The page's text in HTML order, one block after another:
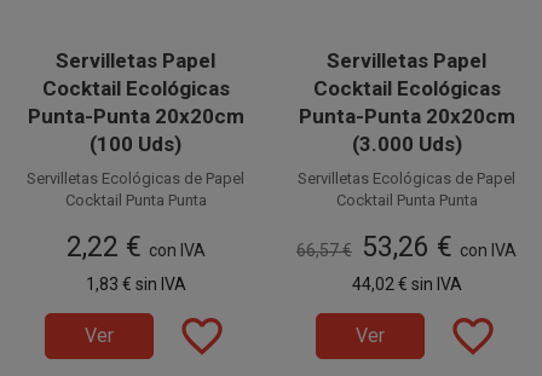
Servilletas Papel
Cocktail Ecológicas
Punta-Punta 20x20cm
(100 Uds)
Servilletas Ecológicas de Papel
Cocktail Punta Punta
20 x 20 cm, suaves y
Catering, Bares, Fiestas,
Restaurantes, etc.
paquetes de 100 unidades.
2,22 € con IVA
1,83 € sin IVA
Ver favorite_border
Servilletas Papel
Cocktail Ecológicas
Punta-Punta 20x20cm
(3.000 Uds)
Servilletas Ecológicas de Papel
Cocktail Punta Punta
20 x 20 cm, suaves y
Catering, Bares, Fiestas,
Restaurantes, etc.
de 3.000 unidades, distribuidas
en 30 paquetes de 100
unidades.
66,57 € 53,26 € con IVA
44,02 € sin IVA
Ver favorite_border